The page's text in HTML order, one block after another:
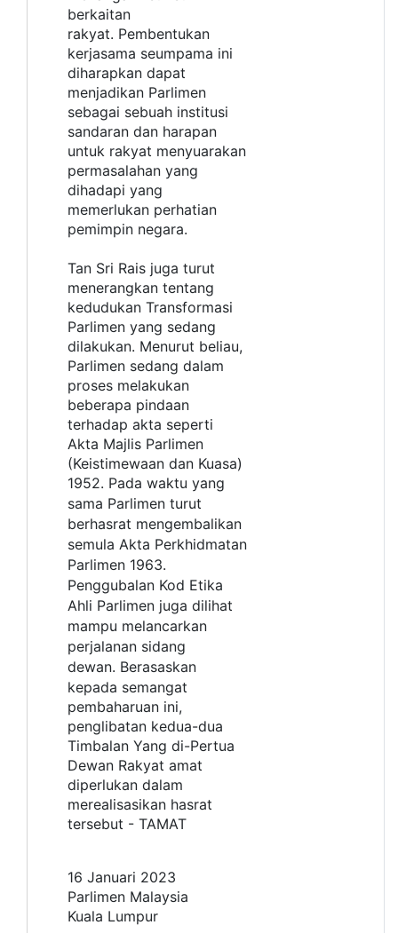
berkaitan
rakyat. Pembentukan
kerjasama seumpama ini
diharapkan dapat
menjadikan Parlimen
sebagai sebuah institusi
sandaran dan harapan
untuk rakyat menyuarakan
permasalahan yang
dihadapi yang
memerlukan perhatian
pemimpin negara.
Tan Sri Rais juga turut
menerangkan tentang
kedudukan Transformasi
Parlimen yang sedang
dilakukan. Menurut beliau,
Parlimen sedang dalam
proses melakukan
beberapa pindaan
terhadap akta seperti
Akta Majlis Parlimen
(Keistimewaan dan Kuasa)
1952. Pada waktu yang
sama Parlimen turut
berhasrat mengembalikan
semula Akta Perkhidmatan
Parlimen 1963.
Penggubalan Kod Etika
Ahli Parlimen juga dilihat
mampu melancarkan
perjalanan sidang
dewan. Berasaskan
kepada semangat
pembaharuan ini,
penglibatan kedua-dua
Timbalan Yang di-Pertua
Dewan Rakyat amat
diperlukan dalam
merealisasikan hasrat
tersebut - TAMAT
16 Januari 2023
Parlimen Malaysia
Kuala Lumpur